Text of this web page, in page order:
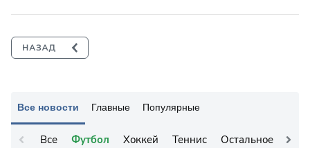
Все новости Главные Популярные
Все Футбол Хоккей Теннис Остальное